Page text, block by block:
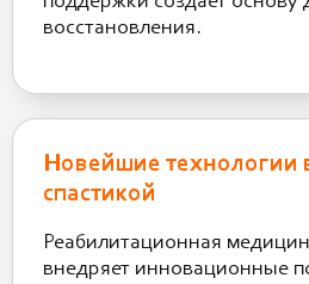
восстановления.
Новейшие технологии
спастикой
Реабилитационная
внедряет инновационные